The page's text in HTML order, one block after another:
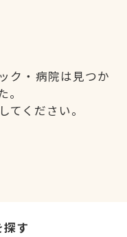
ク・病院は見つか
。
てください。
す